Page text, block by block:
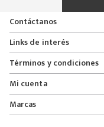
Contáctanos
Encuentra tu tienda
Formulario de solicitudes
Servicio al cliente
Línea nacional 01 8000
Bogotá 6767876
Calle 164# 21 - 53, Bogotá,
Links de interés
Quienes somos
Políticas de entrega,
Políticas de privacidad
Preguntas frecuentes
Glosario
Términos y condiciones
Promociones
Crédito Addi
Bono regalo
Mi cuenta
Rastrear mi pedido
Lista de deseos
Marcas
Bosi